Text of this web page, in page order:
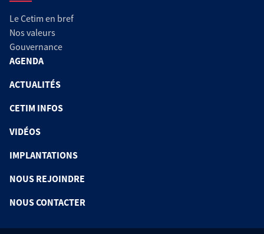
Le Cetim en bref
Nos valeurs
Gouvernance
AGENDA
ACTUALITÉS
CETIM INFOS
VIDÉOS
IMPLANTATIONS
NOUS REJOINDRE
NOUS CONTACTER